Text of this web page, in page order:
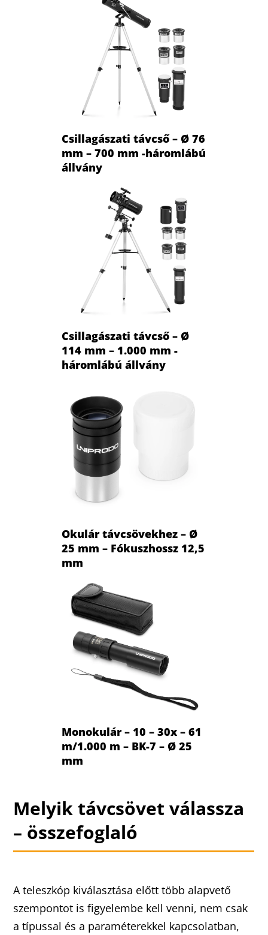
Csillagászati távcső – Ø 76
mm – 700 mm -háromlábú
állvány
Csillagászati távcső – Ø
114 mm – 1.000 mm -
háromlábú állvány
Okulár távcsövekhez – Ø
25 mm – Fókuszhossz 12,5
mm
Monokulár – 10 – 30x – 61
m/1.000 m – BK-7 – Ø 25
mm
Melyik távcsövet válassza
– összefoglaló
A teleszkóp kiválasztása előtt több alapvető
szempontot is figyelembe kell venni, nem csak
a típussal és a paraméterekkel kapcsolatban,